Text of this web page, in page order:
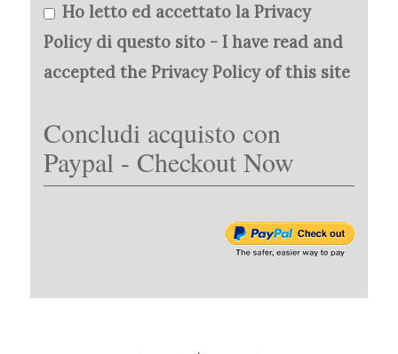
Ho letto ed accettato la Privacy
Policy di questo sito - I have read and
accepted the Privacy Policy of this site
Concludi acquisto con
Paypal - Checkout Now